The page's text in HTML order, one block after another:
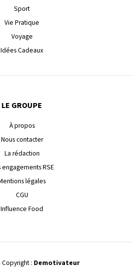
Sport
Vie Pratique
Voyage
Idées Cadeaux
LE GROUPE
À propos
Nous contacter
La rédaction
engagements RSE
légales
CGU
Influence Food
: Demotivateur